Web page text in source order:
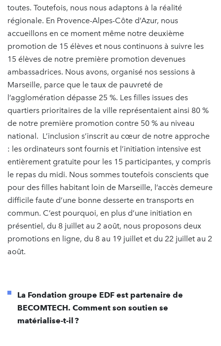
toutes. Toutefois, nous nous adaptons à la réalité
régionale. En Provence-Alpes-Côte d’Azur, nous
accueillons en ce moment même notre deuxième
promotion de 15 élèves et nous continuons à suivre les
15 élèves de notre première promotion devenues
ambassadrices. Nous avons, organisé nos sessions à
Marseille, parce que le taux de pauvreté de
l’agglomération dépasse 25 %. Les filles issues des
quartiers prioritaires de la ville représentaient ainsi 80 %
de notre première promotion contre 50 % au niveau
national. L’inclusion s’inscrit au cœur de notre approche
: les ordinateurs sont fournis et l’initiation intensive est
entièrement gratuite pour les 15 participantes, y compris
le repas du midi. Nous sommes toutefois conscients que
pour des filles habitant loin de Marseille, l’accès demeure
difficile faute d’une bonne desserte en transports en
commun. C’est pourquoi, en plus d’une initiation en
présentiel, du 8 juillet au 2 août, nous proposons deux
promotions en ligne, du 8 au 19 juillet et du 22 juillet au 2
août.
La Fondation groupe EDF est partenaire de
BECOMTECH. Comment son soutien se
matérialise-t-il ?